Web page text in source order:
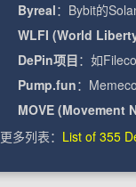
Byreal：Bybit的
WLFI (World
DePin项目：如
Pump.fun：
MOVE (Movement
更多列表： List of 355